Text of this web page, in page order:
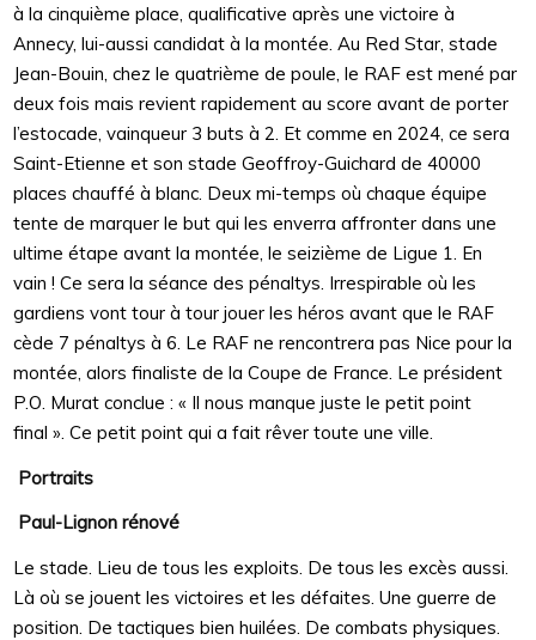
à la cinquième place, qualificative après une victoire à
Annecy, lui-aussi candidat à la montée. Au Red Star, stade
Jean-Bouin, chez le quatrième de poule, le RAF est mené par
deux fois mais revient rapidement au score avant de porter
l’estocade, vainqueur 3 buts à 2. Et comme en 2024, ce sera
Saint-Etienne et son stade Geoffroy-Guichard de 40000
places chauffé à blanc. Deux mi-temps où chaque équipe
tente de marquer le but qui les enverra affronter dans une
ultime étape avant la montée, le seizième de Ligue 1. En
vain ! Ce sera la séance des pénaltys. Irrespirable où les
gardiens vont tour à tour jouer les héros avant que le RAF
cède 7 pénaltys à 6. Le RAF ne rencontrera pas Nice pour la
montée, alors finaliste de la Coupe de France. Le président
P.O. Murat conclue : « Il nous manque juste le petit point
final ». Ce petit point qui a fait rêver toute une ville.
Portraits
Paul-Lignon rénové
Le stade. Lieu de tous les exploits. De tous les excès aussi.
Là où se jouent les victoires et les défaites. Une guerre de
position. De tactiques bien huilées. De combats physiques.